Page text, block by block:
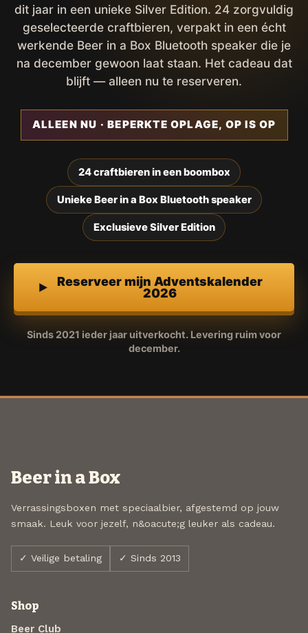
dit jaar in een unieke Silver Edition. 24 zorgvuldig
geselecteerde craftbieren, verpakt in een écht
werkende Beer in a Box Bluetooth speaker die je
na december gewoon laat staan. Het cadeau dat
blijft — alleen nu te reserveren.
ALLEEN NU · BEPERKTE OPLAGE, OP IS OP
24 craftbieren in een boombox
Unieke Beer in a Box Bluetooth speaker
Exclusieve Silver Edition
Reserveer mijn Adventskalender
2026
Sinds 2021 ieder jaar uitverkocht. Levering ruim voor
december.
Beer in a Box
Verrassingsboxen met speciaalbier, afgestemd op jouw
smaak. Leuk voor jezelf, n&oacute;g leuker als cadeau.
✓ Veilige betaling ✓ Sinds 2013
Shop
Beer Club